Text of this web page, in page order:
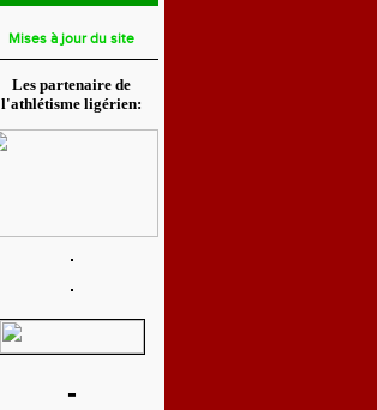
Mises à jour du site
Les partenaire de
l'athlétisme ligérien:
-